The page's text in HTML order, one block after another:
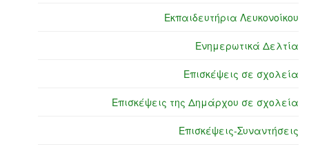
Εκπαιδευτήρια Λευκονοίκου
Ενημερωτικά Δελτία
Επισκέψεις σε σχολεία
Επισκέψεις της Δημάρχου σε σχολεία
Επισκέψεις-Συναντήσεις